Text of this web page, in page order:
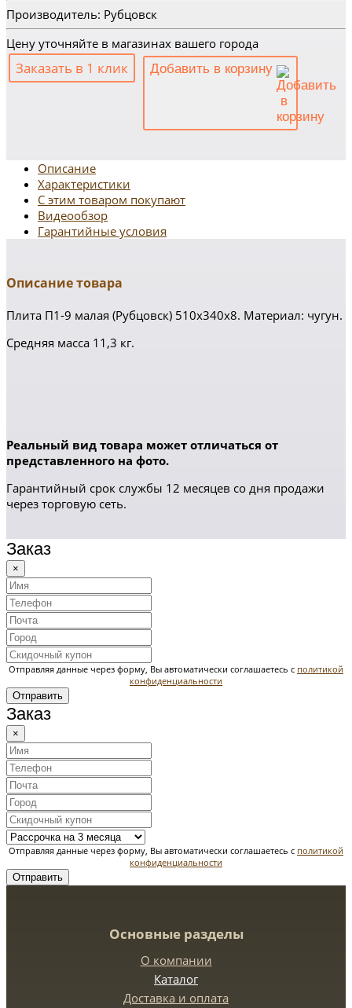
Производитель: Рубцовск
Цену уточняйте в магазинах вашего города
Заказать в 1 клик Добавить в корзину
Описание
Характеристики
С этим товаром покупают
Видеообзор
Гарантийные условия
Описание товара
Плита П1-9 малая (Рубцовск) 510х340х8. Материал: чугун.
Средняя масса 11,3 кг.
Реальный вид товара может отличаться от
представленного на фото.
Гарантийный срок службы 12 месяцев со дня продажи
через торговую сеть.
Заказ
×
Отправляя данные через форму, Вы автоматически соглашаетесь с политикой
конфиденциальности
Отправить
Заказ
×
Отправляя данные через форму, Вы автоматически соглашаетесь с политикой
конфиденциальности
Отправить
Основные разделы
О компании
Каталог
Доставка и оплата